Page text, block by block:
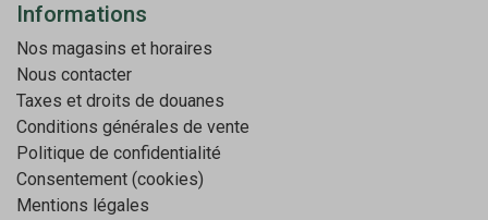
Informations
Nos magasins et horaires
Nous contacter
Taxes et droits de douanes
Conditions générales de vente
Politique de confidentialité
Consentement (cookies)
Mentions légales